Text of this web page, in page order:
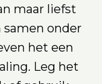
maar liefst
samen onder
het een
Leg het